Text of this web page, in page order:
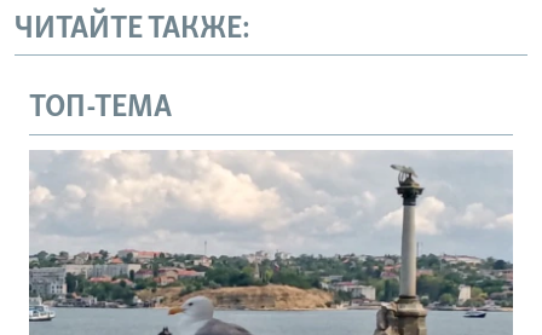
ЧИТАЙТЕ ТАКЖЕ:
ТОП-ТЕМА